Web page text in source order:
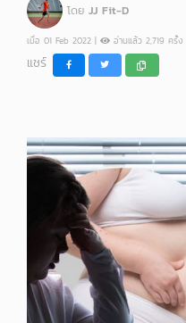
โดย JJ Fit-D
เมื่อ 01 Feb 2022 | อ่านแล้ว 2,719 ครั้ง
แชร์